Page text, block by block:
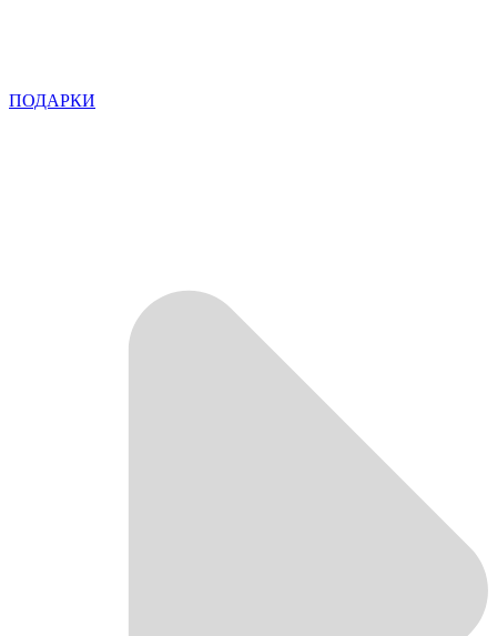
ПОДАРКИ